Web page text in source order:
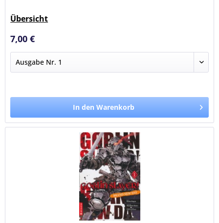
Übersicht
7,00 €
In den Warenkorb